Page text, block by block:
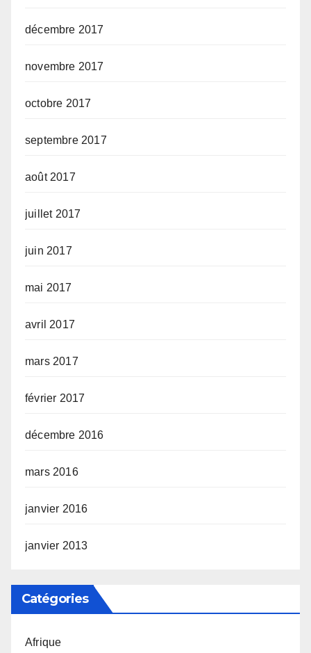
décembre 2017
novembre 2017
octobre 2017
septembre 2017
août 2017
juillet 2017
juin 2017
mai 2017
avril 2017
mars 2017
février 2017
décembre 2016
mars 2016
janvier 2016
janvier 2013
Catégories
Afrique